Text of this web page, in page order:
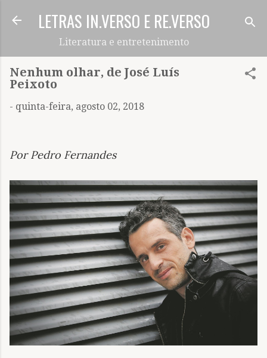
Pular para o conteúdo principal
LETRAS IN.VERSO E RE.VERSO
Literatura e entretenimento
Nenhum olhar, de José Luís
Peixoto
- quinta-feira, agosto 02, 2018
Por Pedro Fernandes